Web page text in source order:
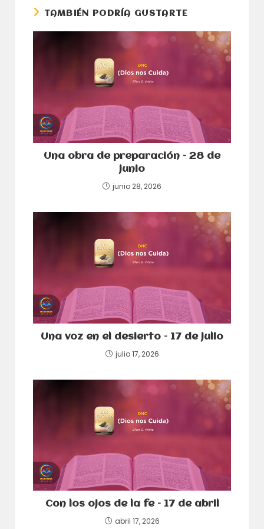
TAMBIÉN PODRÍA GUSTARTE
Una obra de preparación – 28 de
junio
junio 28, 2026
Una voz en el desierto – 17 de julio
julio 17, 2026
Con los ojos de la fe – 17 de abril
abril 17, 2026